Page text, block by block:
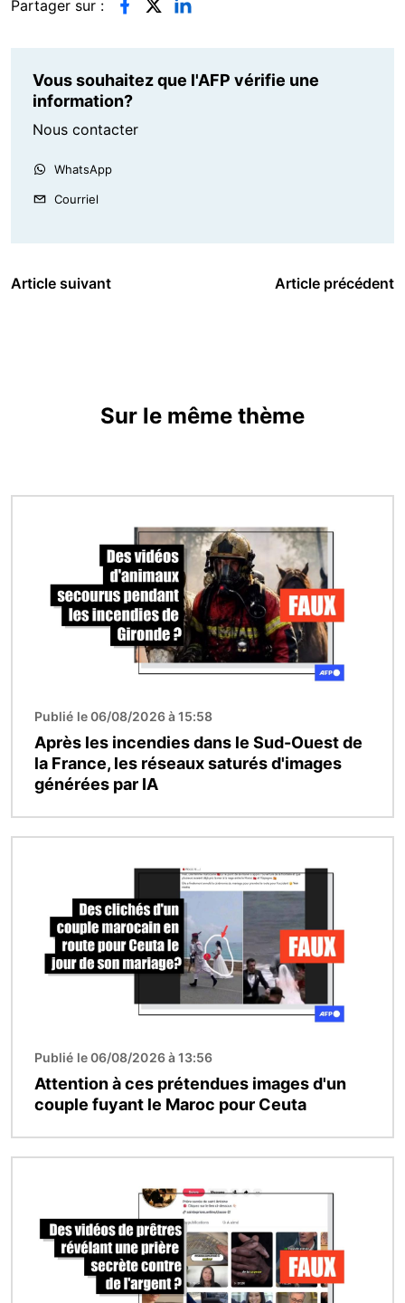
Partager sur :
Vous souhaitez que l'AFP vérifie une
information?
Nous contacter
WhatsApp
Courriel
Article suivant Article précédent
Sur le même thème
Publié le 06/08/2026 à 15:58
Après les incendies dans le Sud-Ouest de
la France, les réseaux saturés d'images
générées par IA
Publié le 06/08/2026 à 13:56
Attention à ces prétendues images d'un
couple fuyant le Maroc pour Ceuta